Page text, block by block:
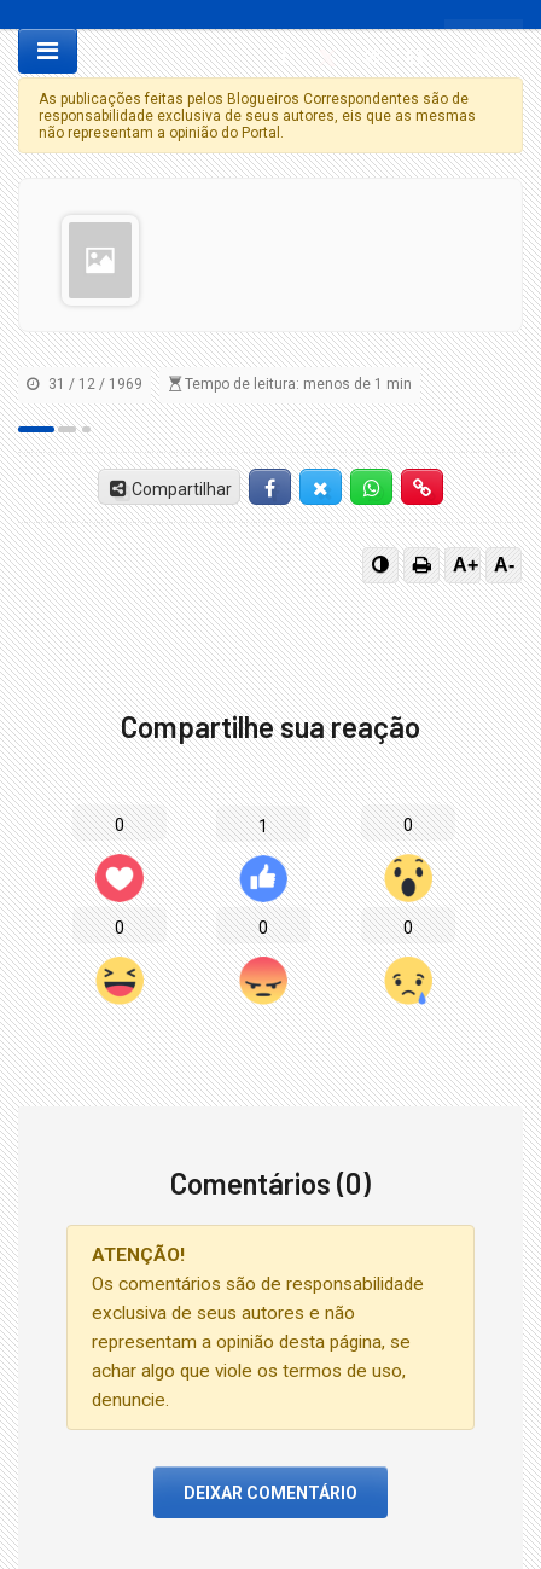
As publicações feitas pelos Blogueiros Correspondentes são de
responsabilidade exclusiva de seus autores, eis que as mesmas
não representam a opinião do Portal.
31 / 12 / 1969 Tempo de leitura: menos de 1 min
Compartilhar FacebookTwitter-XWhatsappHiperlink
A+ A-
Compartilhe sua reação
0 1 0
0 0 0
Comentários (0)
ATENÇÃO!
Os comentários são de responsabilidade
exclusiva de seus autores e não
representam a opinião desta página, se
achar algo que viole os termos de uso,
denuncie.
DEIXAR COMENTÁRIO